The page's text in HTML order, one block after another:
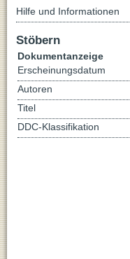
Hilfe und Informationen
Stöbern
Dokumentanzeige
Erscheinungsdatum
Autoren
Titel
DDC-Klassifikation